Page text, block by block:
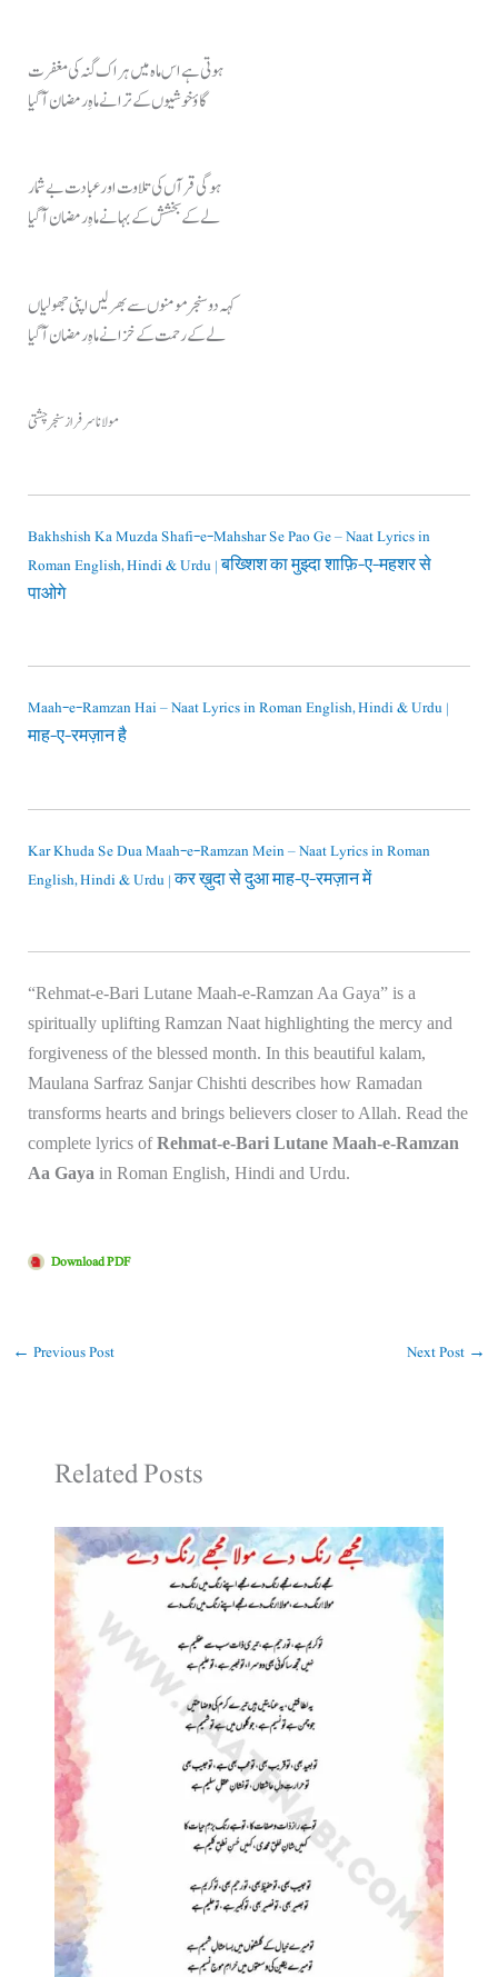
ہوتی ہے اس ماہ میں ہر اک گنہ کی مغفرت
گاؤ خوشیوں کے ترانے ماہِ رمضان آ گیا
ہوگی قرآں کی تلاوت اور عبادت بے شمار
لے کے بخشش کے بہانے ماہِ رمضان آ گیا
کہہ دو سنجر مومنوں سے بھر لیں اپنی جھولیاں
لے کے رحمت کے خزانے ماہِ رمضان آ گیا
مولانا سرفراز سنجر چشتی
Bakhshish Ka Muzda Shafi-e-Mahshar Se Pao Ge – Naat Lyrics in
Roman English, Hindi & Urdu | बख्शिश का मुझ्दा शाफ़ि-ए-महशर से
पाओगे
Maah-e-Ramzan Hai – Naat Lyrics in Roman English, Hindi & Urdu |
माह-ए-रमज़ान है
Kar Khuda Se Dua Maah-e-Ramzan Mein – Naat Lyrics in Roman
English, Hindi & Urdu | कर ख़ुदा से दुआ माह-ए-रमज़ान में
“Rehmat-e-Bari Lutane Maah-e-Ramzan Aa Gaya” is a
spiritually uplifting Ramzan Naat highlighting the mercy and
forgiveness of the blessed month. In this beautiful kalam,
Maulana Sarfraz Sanjar Chishti describes how Ramadan
transforms hearts and brings believers closer to Allah. Read the
complete lyrics ofRehmat-e-Bari Lutane Maah-e-Ramzan
Aa Gaya in Roman English, Hindi and Urdu.
Download PDF
← Previous Post Next Post →
Related Posts